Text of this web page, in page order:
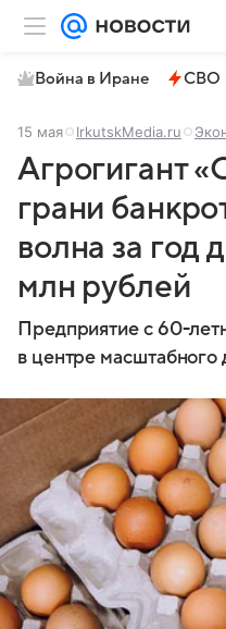
Война в Иране СВО
15 мая IrkutskMedia.ru
Агрогигант
грани
волна за год
млн рублей
Предприятие с 60-
в центре масштабного